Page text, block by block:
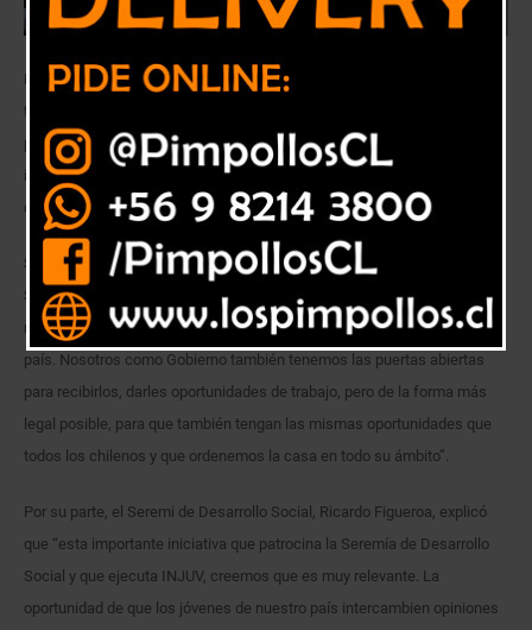
En el Salón de Honor de la Gobernación de Petorca se llevó a cabo el
tercer Desayuno Público realizado por INJUV Valparaíso durante el
presente año, esta vez con la temática de “Jóvenes y Migración”,
instancia en la que una treintena de alumnos del CFT-UV de La Ligua
conversaron sobre el aporte de los migrantes en nuestro país.
Sobre la actividad, la Gobernadora Provincial de Petorca, María Paz
Santelices, señaló que “interactuamos con muchos jóvenes que están
muy dispuestos a integrar a todos los extranjeros que vienen hoy día al
país. Nosotros como Gobierno también tenemos las puertas abiertas
para recibirlos, darles oportunidades de trabajo, pero de la forma más
legal posible, para que también tengan las mismas oportunidades que
todos los chilenos y que ordenemos la casa en todo su ámbito”.
Por su parte, el Seremi de Desarrollo Social, Ricardo Figueroa, explicó
que “esta importante iniciativa que patrocina la Seremía de Desarrollo
Social y que ejecuta INJUV, creemos que es muy relevante. La
oportunidad de que los jóvenes de nuestro país intercambien opiniones